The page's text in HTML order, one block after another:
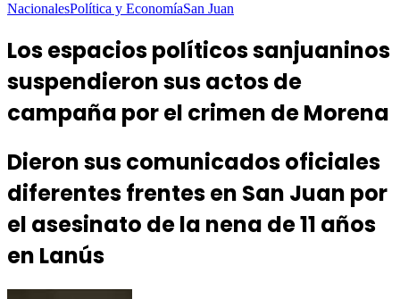
NacionalesPolítica y EconomíaSan Juan
Los espacios políticos sanjuaninos
suspendieron sus actos de
campaña por el crimen de Morena
Dieron sus comunicados oficiales
diferentes frentes en San Juan por
el asesinato de la nena de 11 años
en Lanús